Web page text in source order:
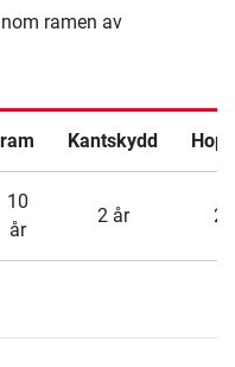
ramen av
ram Kantskydd
10
år
2 år 2